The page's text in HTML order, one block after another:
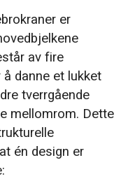
er
av fire
danne et lukket
tverrgående
mellomrom. Dette
én design er